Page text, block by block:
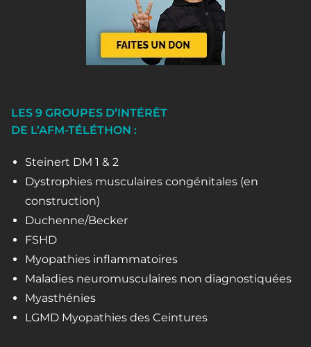
LES 9 GROUPES D’INTÉRÊT
DE L’AFM-TÉLÉTHON :
Steinert DM 1 & 2
Dystrophies musculaires congénitales (en
construction)
Duchenne/Becker
FSHD
Myopathies inflammatoires
Maladies neuromusculaires non diagnostiquées
Myasthénies
LGMD Myopathies des Ceintures